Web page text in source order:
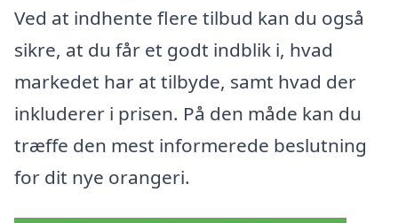
Ved at indhente flere tilbud kan du også
sikre, at du får et godt indblik i, hvad
markedet har at tilbyde, samt hvad der
inkluderer i prisen. På den måde kan du
træffe den mest informerede beslutning
for dit nye orangeri.